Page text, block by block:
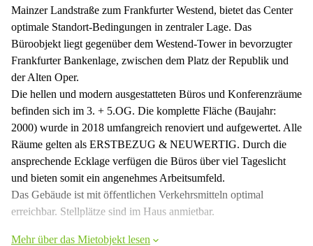
Mainzer Landstraße zum Frankfurter Westend, bietet das Center
optimale Standort-Bedingungen in zentraler Lage. Das
Büroobjekt liegt gegenüber dem Westend-Tower in bevorzugter
Frankfurter Bankenlage, zwischen dem Platz der Republik und
der Alten Oper.
Die hellen und modern ausgestatteten Büros und Konferenzräume
befinden sich im 3. + 5.OG. Die komplette Fläche (Baujahr:
2000) wurde in 2018 umfangreich renoviert und aufgewertet. Alle
Räume gelten als ERSTBEZUG & NEUWERTIG. Durch die
ansprechende Ecklage verfügen die Büros über viel Tageslicht
und bieten somit ein angenehmes Arbeitsumfeld.
Das Gebäude ist mit öffentlichen Verkehrsmitteln optimal
erreichbar. Stellplätze sind im Haus anmietbar.
Mehr über das Mietobjekt lesen